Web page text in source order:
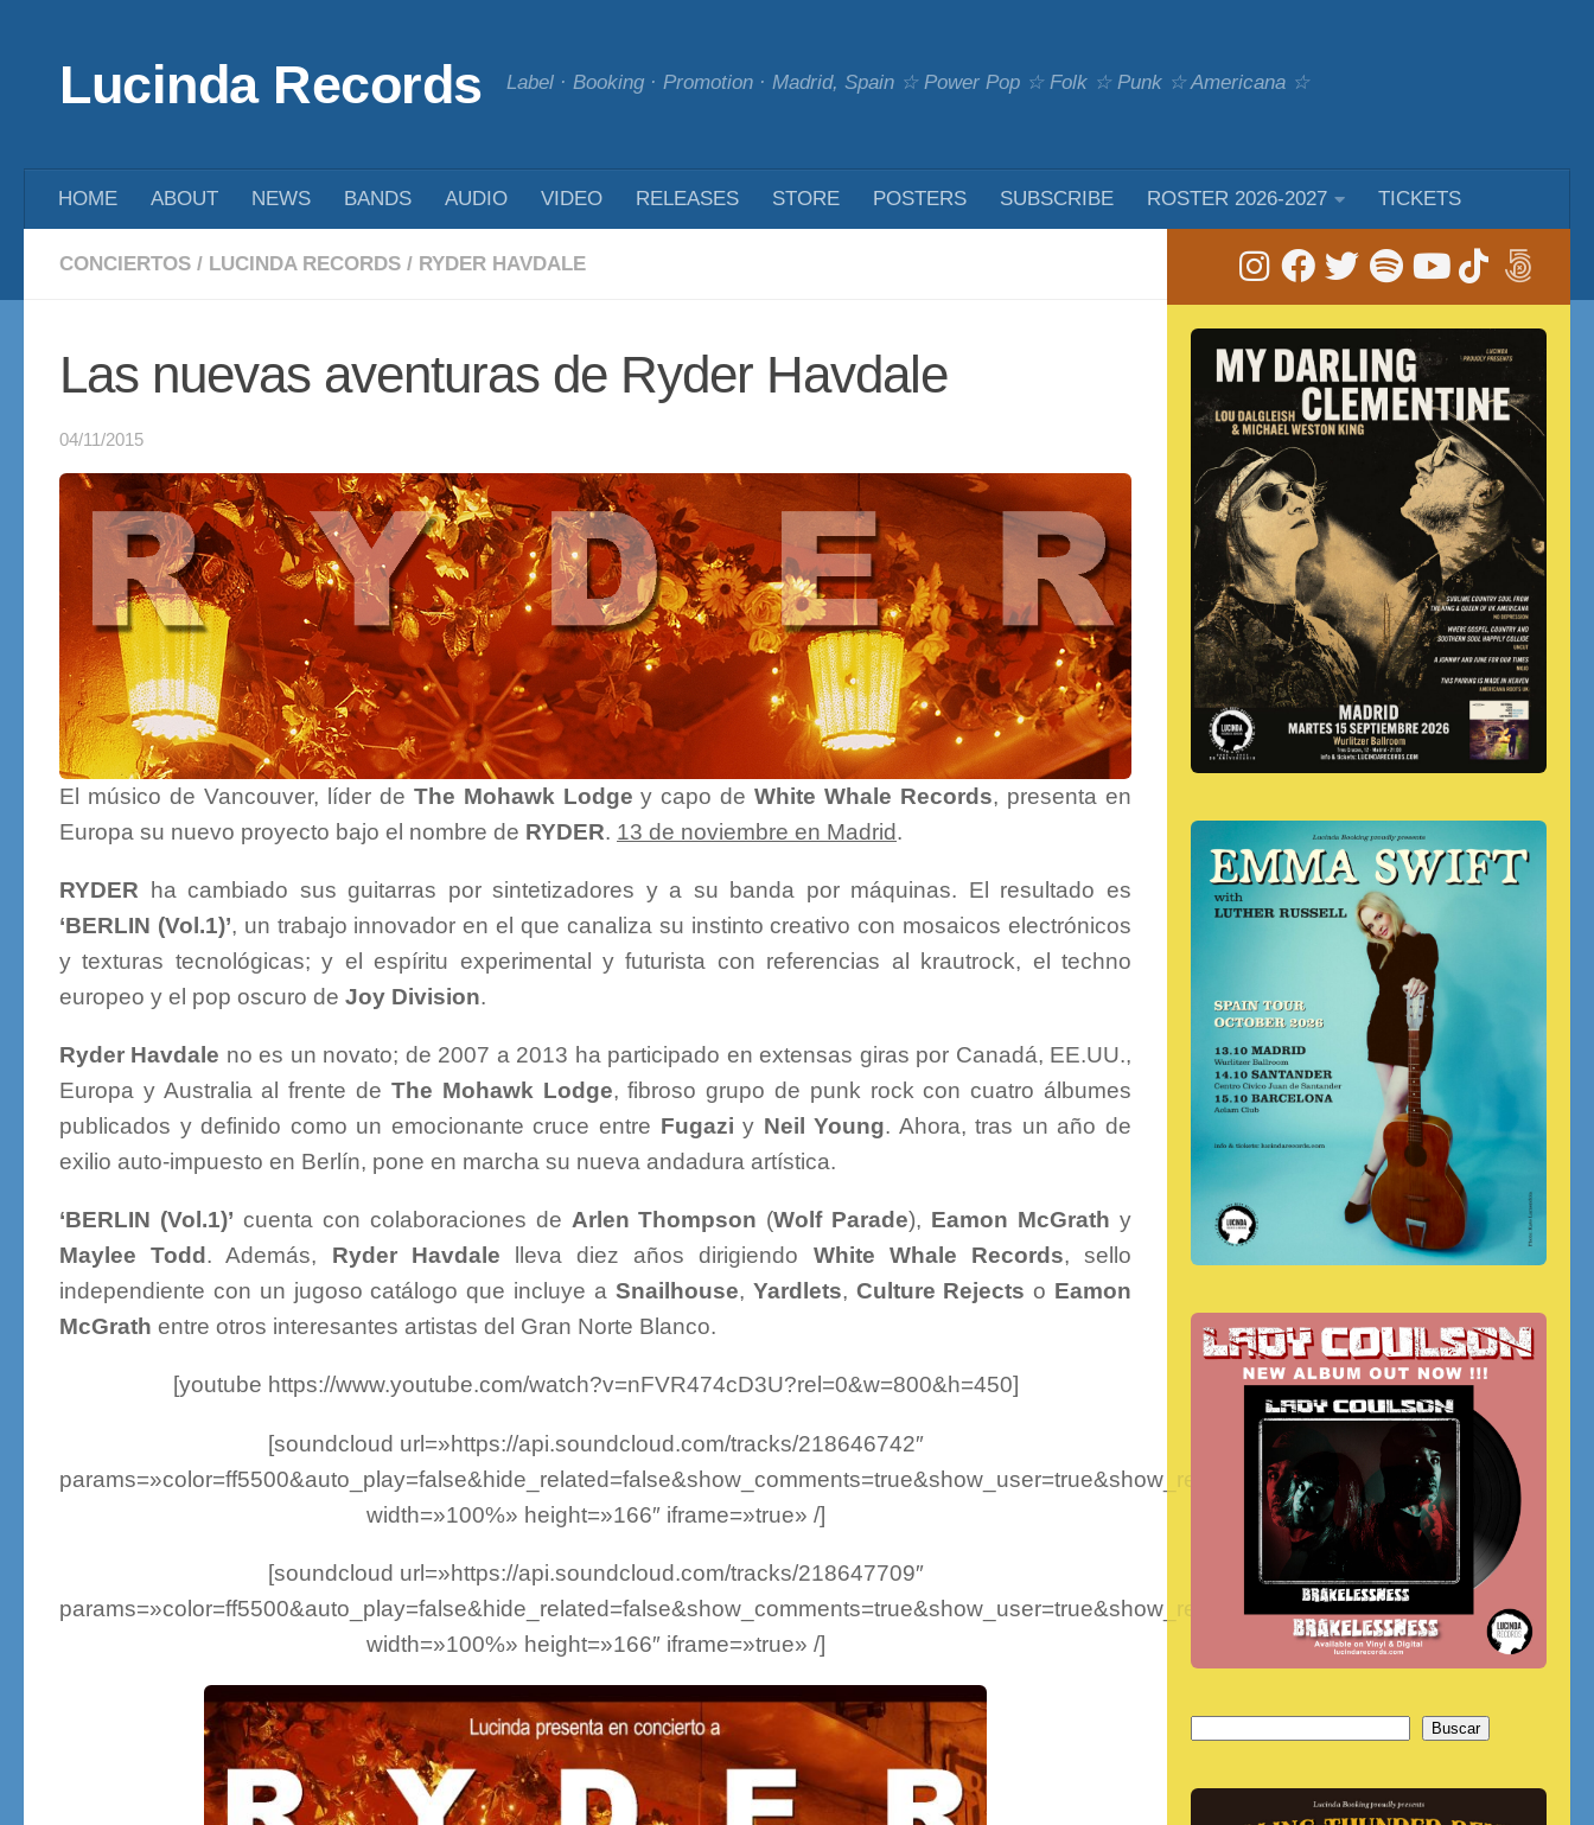
Lucinda Records Label · Booking · Promotion · Madrid, Spain ☆ Power Pop ☆ Folk ☆ Punk ☆ Americana ☆
HOME ABOUT NEWS BANDS AUDIO VIDEO RELEASES STORE POSTERS SUBSCRIBE ROSTER 2026-2027 TICKETS
CONCIERTOS / LUCINDA RECORDS / RYDER HAVDALE
Las nuevas aventuras de Ryder Havdale
04/11/2015
El músico de Vancouver, líder de The Mohawk Lodge y capo deWhite Whale Records, presenta en
Europa su nuevo proyecto bajo el nombre de RYDER. 13 de noviembre en Madrid.
RYDER ha cambiado sus guitarras por sintetizadores y a su banda por máquinas. El resultado es
‘BERLIN (Vol.1)’, un trabajo innovador en el que canaliza su instinto creativo con mosaicos electrónicos
y texturas tecnológicas; y el espíritu experimental y futurista con referencias al krautrock, el techno
europeo y el pop oscuro de Joy Division.
Ryder Havdale no es un novato; de 2007 a 2013 ha participado en extensas giras por Canadá, EE.UU.,
Europa y Australia al frente de The Mohawk Lodge, fibroso grupo de punk rock con cuatro álbumes
publicados y definido como un emocionante cruce entre Fugazi y Neil Young. Ahora, tras un año de
exilio auto-impuesto en Berlín, pone en marcha su nueva andadura artística.
‘BERLIN (Vol.1)’ cuenta con colaboraciones de Arlen Thompson (Wolf Parade), Eamon McGrath y
Maylee Todd . Además, Ryder Havdale lleva diez años dirigiendo White Whale Records, sello
independiente con un jugoso catálogo que incluye a Snailhouse, Yardlets, Culture Rejects o Eamon
McGrath entre otros interesantes artistas del Gran Norte Blanco.
[youtube https://www.youtube.com/watch?v=nFVR474cD3U?rel=0&w=800&h=450]
[soundcloud url=»https://api.soundcloud.com/tracks/218646742″
params=»color=ff5500&auto_play=false&hide_related=false&show_comments=true&show_user=true&show_reposts=false»
width=»100%» height=»166″ iframe=»true» /]
[soundcloud url=»https://api.soundcloud.com/tracks/218647709″
params=»color=ff5500&auto_play=false&hide_related=false&show_comments=true&show_user=true&show_reposts=false»
width=»100%» height=»166″ iframe=»true» /]
Buscar